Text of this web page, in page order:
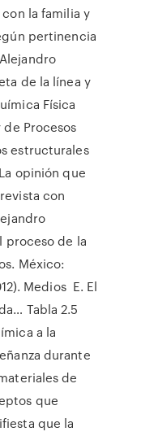
la familia y
pertinencia
de la línea y
Física
de Procesos
estructurales
opinión que
con
proceso de la
México:
Medios E. El
Tabla 2.5
a la
durante
de
que
que la